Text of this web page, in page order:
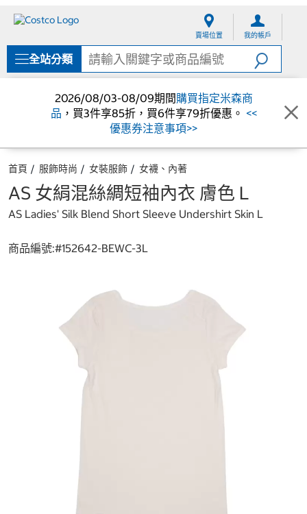
單
賣場位置 我的帳戶
全站分類
2026/08/03-08/09期間購買指定米森商
品 ，買3件享85折，買6件享79折優惠。 <<
優惠券注意事項>>
首頁 服飾時尚 女裝服飾 女襪、內著
AS 女絹混絲綢短袖內衣 膚色 L
AS Ladies' Silk Blend Short Sleeve Undershirt Skin L
商品編號:#152642-BEWC-3L